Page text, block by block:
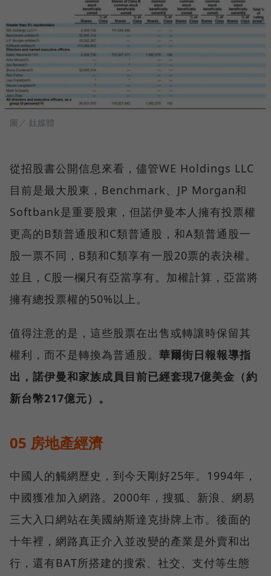
圖／ 鈦媒體
從招股書公開信息來看，儘管WE Holdings LLC
目前是最大股東，Benchmark、JP Morgan和
Softbank是重要股東，但諾伊曼本人擁有投票權
更高的B類普通股和C類普通股，和A類普通股一
股一票不同，B類和C類享有一股20票的表決權。
並且，C股一欄只有亞當享有。加權計算，亞當將
擁有總投票權的50%以上。
值得注意的是，這些股票在出售或轉讓時保留其
權利，而不是轉換為普通股。 華爾街日報報導指
出，諾伊曼和家族成員目前已經套現7億美金（約
新台幣217億元）。
05 房地產經濟
中國人的觸網歷史，到今天剛好25年。1994年，
中國獲准加入網路。2000年，搜狐、新浪、網易
三大入口網站在美國納斯達克掛牌上市。後面的
十年裡，網路真正介入並改變的產業是外賣和出
行，還有BAT所搭建的搜索、社交、支付等生態